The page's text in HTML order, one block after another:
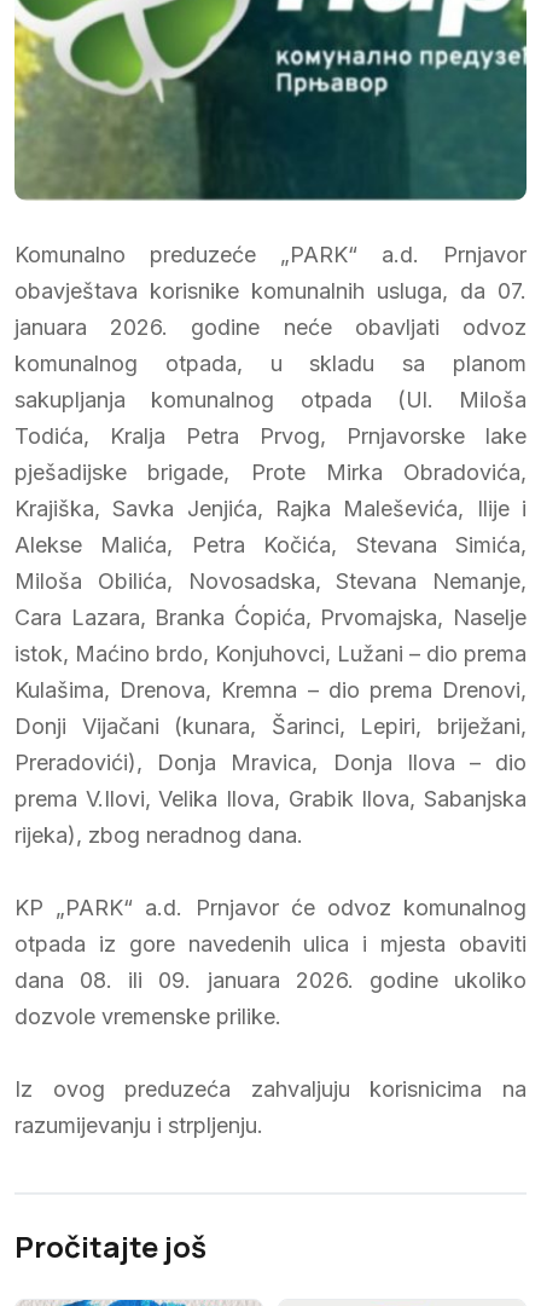
Komunalno preduzeće „PARK“ a.d. Prnjavor
obavještava korisnike komunalnih usluga, da 07.
januara 2026. godine neće obavljati odvoz
komunalnog otpada, u skladu sa planom
sakupljanja komunalnog otpada (Ul. Miloša
Todića, Kralja Petra Prvog, Prnjavorske lake
pješadijske brigade, Prote Mirka Obradovića,
Krajiška, Savka Jenjića, Rajka Maleševića, Ilije i
Alekse Malića, Petra Kočića, Stevana Simića,
Miloša Obilića, Novosadska, Stevana Nemanje,
Cara Lazara, Branka Ćopića, Prvomajska, Naselje
istok, Maćino brdo, Konjuhovci, Lužani – dio prema
Kulašima, Drenova, Kremna – dio prema Drenovi,
Donji Vijačani (kunara, Šarinci, Lepiri, briježani,
Preradovići), Donja Mravica, Donja Ilova – dio
prema V.Ilovi, Velika Ilova, Grabik Ilova, Sabanjska
rijeka), zbog neradnog dana.
KP „PARK“ a.d. Prnjavor će odvoz komunalnog
otpada iz gore navedenih ulica i mjesta obaviti
dana 08. ili 09. januara 2026. godine ukoliko
dozvole vremenske prilike.
Iz ovog preduzeća zahvaljuju korisnicima na
razumijevanju i strpljenju.
Pročitajte još